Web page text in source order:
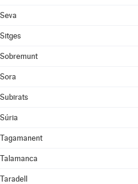
Seva
Sitges
Sobremunt
Sora
Subirats
Súria
Tagamanent
Talamanca
Taradell